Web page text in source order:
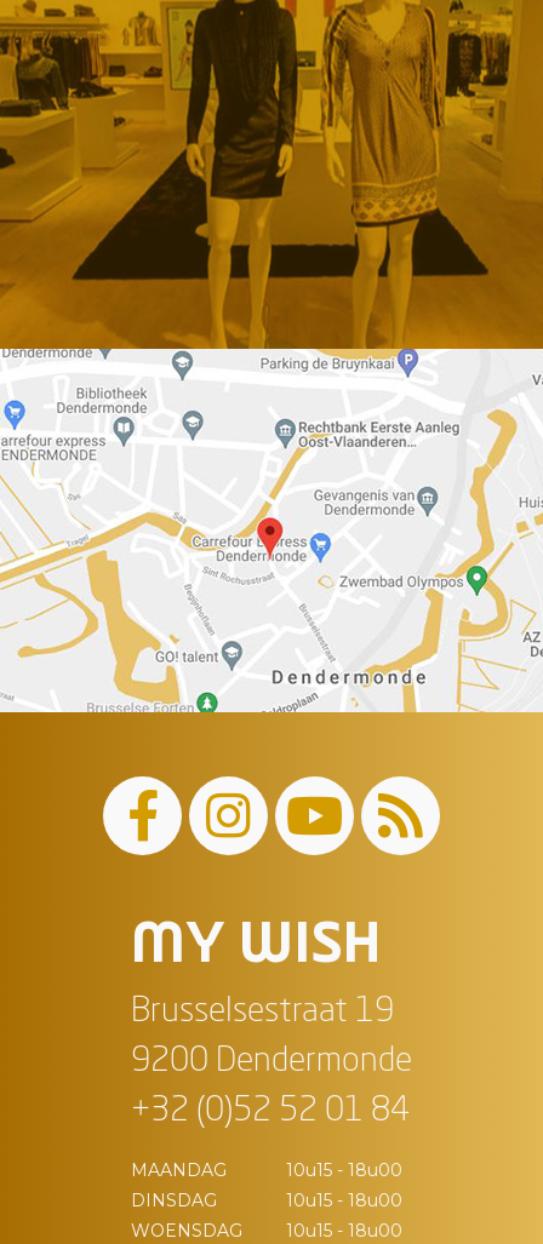
MY WISH
Brusselsestraat 19
9200 Dendermonde
+32 (0)52 52 01 84
MAANDAG
10u15 - 18u00
DINSDAG
10u15 - 18u00
WOENSDAG
10u15 - 18u00